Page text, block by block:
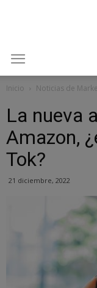
Inicio Noticias de
La nueva
Amazon,
Tok?
21 diciembre, 2022